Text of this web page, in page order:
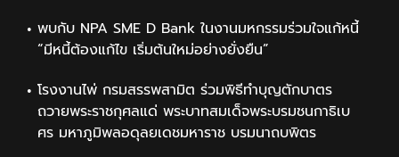
พบกับ NPA SME D Bank ในงานมหกรรมร่วมใจแก้หนี้
“มีหนี้ต้องแก้ไข เริ่มต้นใหม่อย่างยั่งยืน”
โรงงานไพ่ กรมสรรพสามิต ร่วมพิธีทำบุญตักบาตร
ถวายพระราชกุศลแด่ พระบาทสมเด็จพระบรมชนกาธิเบ
ศร มหาภูมิพลอดุลยเดชมหาราช บรมนาถบพิตร